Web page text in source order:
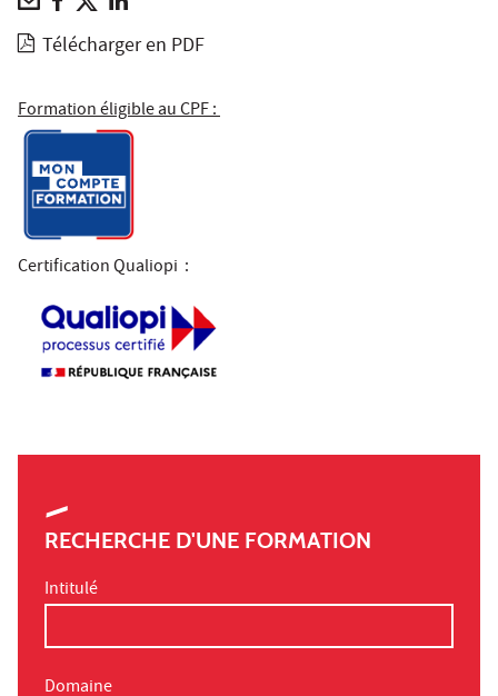
Télécharger en PDF
Formation éligible au CPF :
Certification Qualiopi :
RECHERCHE D'UNE FORMATION
Intitulé
Domaine